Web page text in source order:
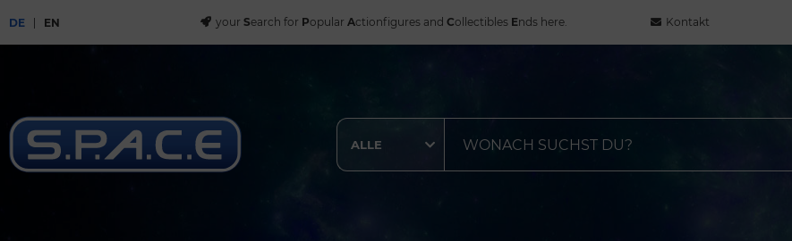
DE EN your Search for Popular Actionfigures and Collectibles Ends here. Kontakt
ALLE